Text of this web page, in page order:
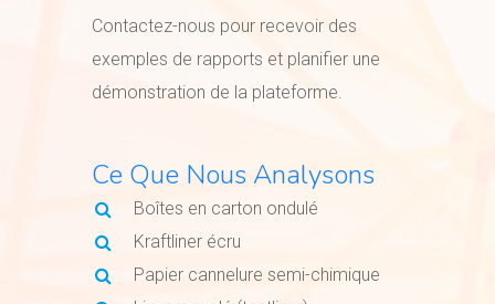
Contactez-nous pour recevoir des
exemples de rapports et planifier une
démonstration de la plateforme.
Ce Que Nous Analysons
Boîtes en carton ondulé
Kraftliner écru
Papier cannelure semi-chimique